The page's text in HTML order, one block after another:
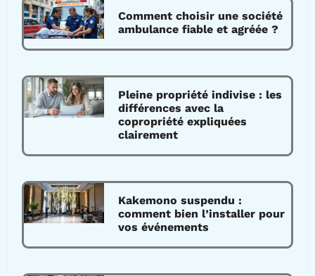
Comment choisir une société
ambulance fiable et agréée ?
Pleine propriété indivise : les
différences avec la
copropriété expliquées
clairement
Kakemono suspendu :
comment bien l’installer pour
vos événements